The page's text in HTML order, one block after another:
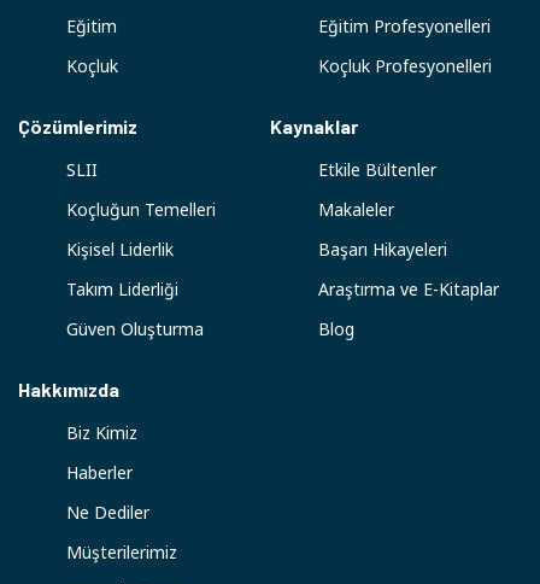
Eğitim
Koçluk
Eğitim Profesyonelleri
Koçluk Profesyonelleri
Çözümlerimiz
SLII
Koçluğun Temelleri
Kişisel Liderlik
Takım Liderliği
Güven Oluşturma
Kaynaklar
Etkile Bültenler
Makaleler
Başarı Hikayeleri
Araştırma ve E-Kitaplar
Blog
Hakkımızda
Biz Kimiz
Haberler
Ne Dediler
Müşterilerimiz